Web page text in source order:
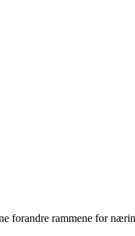
forandre rammene for